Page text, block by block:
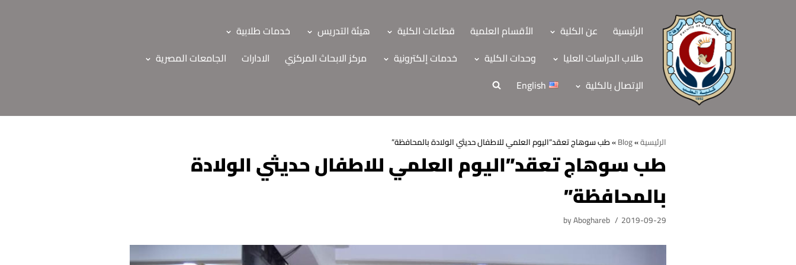
الرئيسية عن الكلية الأقسام العلمية قطاعات الكلية هيئة التدريس
خدمات طلابية
طلاب الدراسات العليا
وحدات الكلية خدمات إلكترونية مركز الابحاث المركزي الادارات
الجامعات المصرية
الإتصال بالكلية
English
الرئيسية
عن الكلية
الرؤية والرسالة
الأقسام العلمية
الرئيسية»
Blog
»طب سوهاج تعقد”اليوم العلمي للاطفال حديثي الولادة بالمحافظة”
طب سوهاج تعقد”اليوم العلمي للاطفال حديثي الولادة
بالمحافظة”
byAboghareb 2019-09-29